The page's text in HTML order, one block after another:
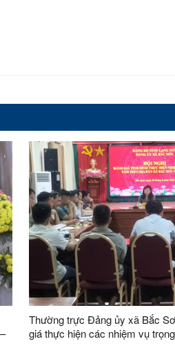
Thường trực Đảng ủy xã Bắc
giá thực hiện các nhiệm vụ